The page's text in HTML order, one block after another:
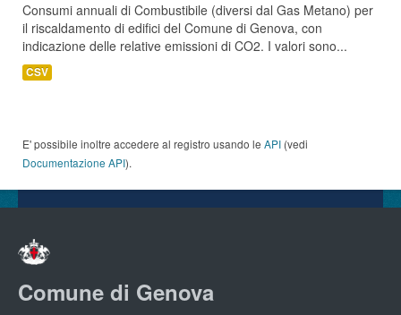
Consumi annuali di Combustibile (diversi dal Gas Metano) per
il riscaldamento di edifici del Comune di Genova, con
indicazione delle relative emissioni di CO2. I valori sono...
CSV
E' possibile inoltre accedere al registro usando le API (vedi
Documentazione API).
Comune di Genova